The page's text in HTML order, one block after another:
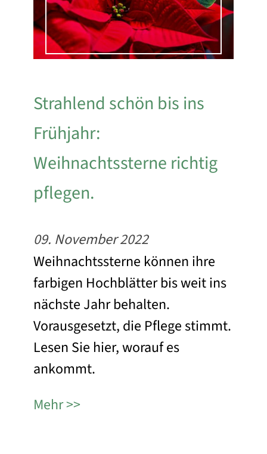
Strahlend schön bis ins
Frühjahr:
Weihnachtssterne richtig
pflegen.
09. November 2022
Weihnachtssterne können ihre
farbigen Hochblätter bis weit ins
nächste Jahr behalten.
Vorausgesetzt, die Pflege stimmt.
Lesen Sie hier, worauf es
ankommt.
Mehr